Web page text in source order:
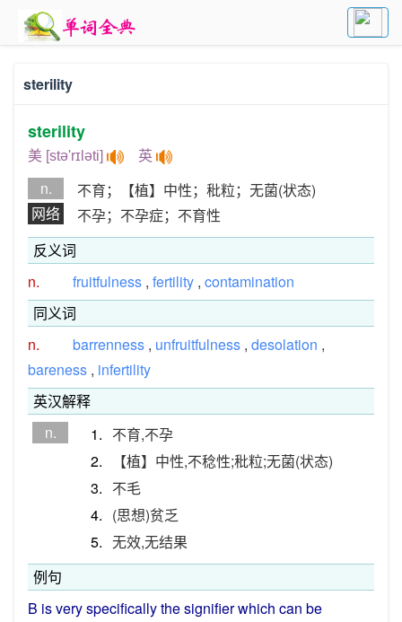
sterility
sterility
美 [stə'rɪləti] 英
n.
不育；【植】中性；秕粒；无菌(状态)
网络
不孕；不孕症；不育性
反义词
n.
fruitfulness , fertility , contamination
同义词
n.
barrenness , unfruitfulness , desolation ,
bareness , infertility
英汉解释
n.
1. 不育,不孕
2.
【植】中性,不稔性;秕粒;无菌(状态)
3. 不毛
4. (思想)贫乏
5. 无效,无结果
例句
B isveryspecificallythesignifierwhich can be